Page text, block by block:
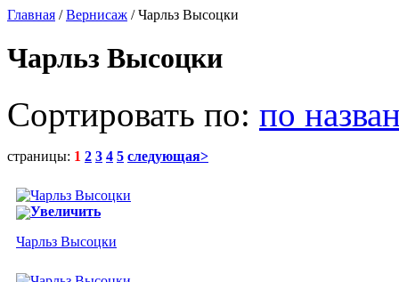
Главная /Вернисаж / Чарльз Высоцки
Чарльз Высоцки
Сортировать по: по
страницы: 1 2 3 4 5 следующая>
Увеличить
Чарльз Высоцки